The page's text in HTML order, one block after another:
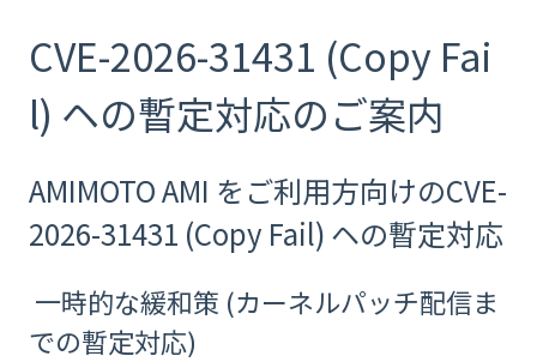
CVE-2026-31431 (Copy Fai
l) ヘの暫定対応のご案内
AMIMOTO AMI をご利用方向けのCVE-
2026-31431 (Copy Fail) ヘの暫定対応
一時的な緩和策 (カーネルパッチ配信ま
での暫定対応)